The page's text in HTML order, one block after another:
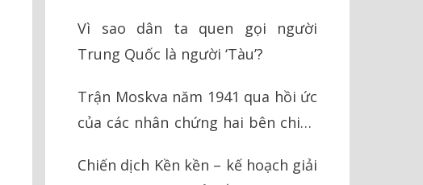
Vì sao dân ta quen gọi người
Trung Quốc là người ‘Tàu’?
Trận Moskva năm 1941 qua hồi ức
của các nhân chứng hai bên chiến
Chiến dịch Kền kền – kế hoạch giải